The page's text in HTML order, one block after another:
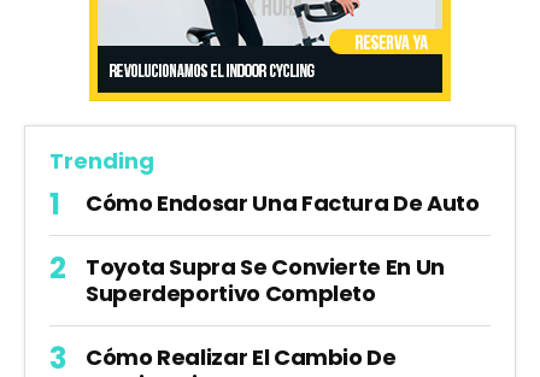
Trending
Cómo Endosar Una Factura De Auto
Toyota Supra Se Convierte En Un
Superdeportivo Completo
Cómo Realizar El Cambio De